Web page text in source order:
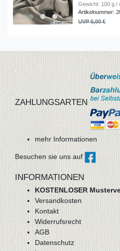
Gewicht: 100 g /
Artikelnummer:
UVP 6,00 €
ZAHLUNGSARTEN
mehr Informationen
Besuchen sie uns auf
INFORMATIONEN
KOSTENLOSER
Versandkosten
Kontakt
Widerrufsrecht
AGB
Datenschutz